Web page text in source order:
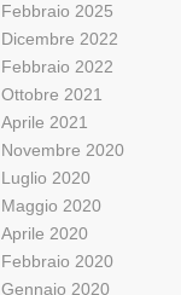
Febbraio 2025
Dicembre 2022
Febbraio 2022
Ottobre 2021
Aprile 2021
Novembre 2020
Luglio 2020
Maggio 2020
Aprile 2020
Febbraio 2020
Gennaio 2020